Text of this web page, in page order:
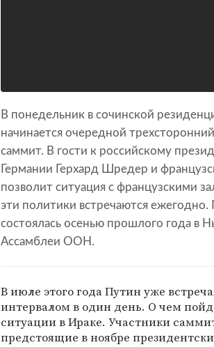
В понедельник в сочинской
начинается очередной
саммит. В гости к российскому
Германии Герхард Шредер и
позволит ситуация с французскими
эти политики встречаются ежегодно.
состоялась осенью прошлого года в
Ассамблеи ООН.
В июле этого года Путин уже
интервалом в один день. О чем
ситуации в Ираке. Участники
предстоящие в ноябре